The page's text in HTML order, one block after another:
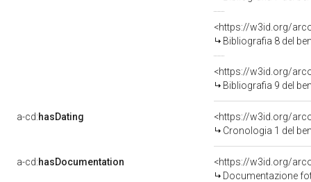
<https://w3id.org/
Bibliografia 8 del
<https://w3id.org/
Bibliografia 9 del
a-cd:hasDating
<https://w3id.org/
Cronologia 1 del
a-cd:hasDocumentation
Documentazione